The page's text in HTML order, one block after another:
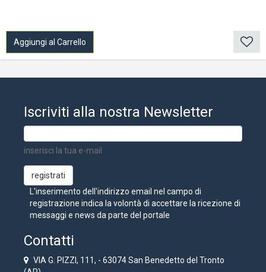
Aggiungi al Carrello
Iscriviti alla nostra Newsletter
inserisci la tua e-mail
L'inserimento dell'indirizzo email nel campo di
registrazione indica la volontà di accettare la ricezione di
messaggi e news da parte del portale
Contatti
VIA G. PIZZI, 111, - 63074 San Benedetto del Tronto